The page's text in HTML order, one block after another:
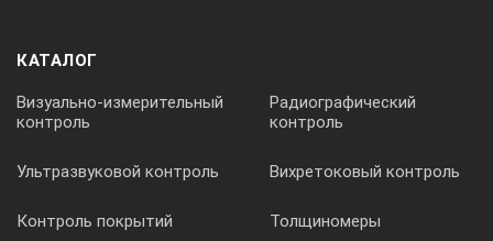
КАТАЛОГ
Визуально-измерительный
контроль
Радиографический
контроль
Ультразвуковой контроль Вихретоковый контроль
Контроль покрытий Толщиномеры